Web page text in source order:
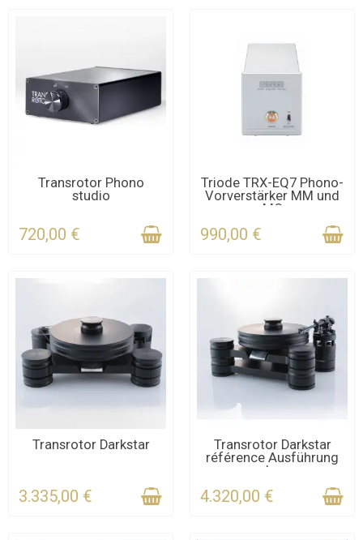
KONTAKTIEREN SIE UNS
FÜR DIE FRIST
Transrotor Phono
studio
720,00 €
NUR NOCH WENIGE TEILE
VERFÜGBAR
Triode TRX-EQ7 Phono-
Vorverstärker MM und
MC
990,00 €
KONTAKTIEREN SIE UNS
Transrotor Darkstar
3.335,00 €
KONTAKTIEREN SIE UNS
FÜR DIE FRIST
Transrotor Darkstar
référence Ausführung
ohne
4.320,00 €